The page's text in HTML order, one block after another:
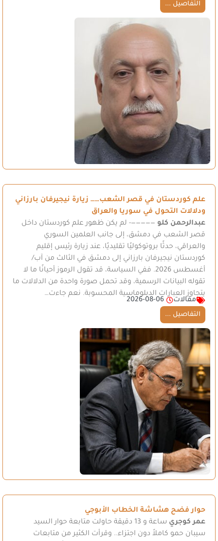
التفاصيل ...
علم كوردستان في قصر الشعب…… زيارة نيجيرفان بارزاني
ودلالات التحول في سوريا والعراق
عبدالرحمن كلو —————- لم يكن ظهور علم كوردستان داخل
قصر الشعب في دمشق، إلى جانب العلمين السوري
والعراقي، حدثًا بروتوكوليًا تقليديًا، عند زيارة رئيس إقليم
كوردستان نيجيرفان بارزاني إلى دمشق في الثالث من آب/
أغسطس 2026. ففي السياسة، قد تقول الرموز أحيانًا ما لا
تقوله البيانات الرسمية، وقد تحمل صورة واحدة من الدلالات ما
يتجاوز العبارات الدبلوماسية المحسوبة. نعم جاءت…
مقالات
2026-08-06
التفاصيل ...
حوار فضح هشاشة الخطاب الأبوجي
عمر كوجري
ساعة و 13 دقيقة حاولت متابعة حوار السيد
سيبان حمو كاملاً دون اجتزاء.. وقرأت الكثير من متابعات